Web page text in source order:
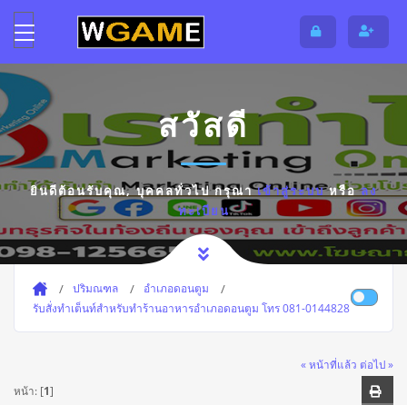
สวัสดี
ยินดีต้อนรับคุณ,บุคคลทั่วไปกรุณาเข้าสู่ระบบหรือลง
ทะเบียน
ปริมณฑล
อำเภอดอนตูม
รับสั่งทำเต็นท์สำหรับทำร้านอาหารอำเภอดอนตูม โทร 081-0144828
« หน้าที่แล้ว ต่อไป »
หน้า: [1]